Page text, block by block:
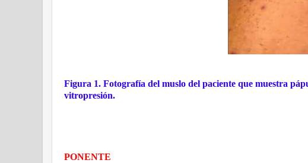
Figura 1. Fotografía del muslo del paciente que muestra
vitropresión.
PONENTE